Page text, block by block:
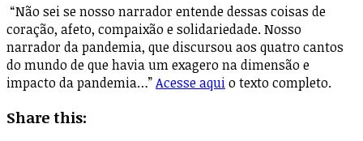
“Não sei se nosso narrador entende dessas coisas de
coração, afeto, compaixão e solidariedade. Nosso
narrador da pandemia, que discursou aos quatro cantos
do mundo de que havia um exagero na dimensão e
impacto da pandemia…”Acesse aquio texto completo.
Share this: